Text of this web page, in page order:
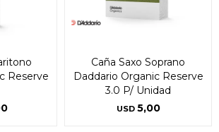
Reserve
Caña Saxo Soprano
Daddario Organic Reserve
3.0 P/ Unidad
USD 5,00
a la forma más ágil de
en 3 cuotas sin recargo o hasta en
cuotas * ¡Solo con tu cédula!
a la forma más ágil de
en 3 cuotas sin recargo o hasta en
cuotas * ¡Solo con tu cédula!